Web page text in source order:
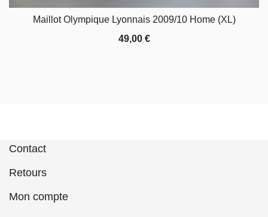
Maillot Olympique Lyonnais 2009/10 Home (XL)
49,00 €
Contact
Retours
Mon compte